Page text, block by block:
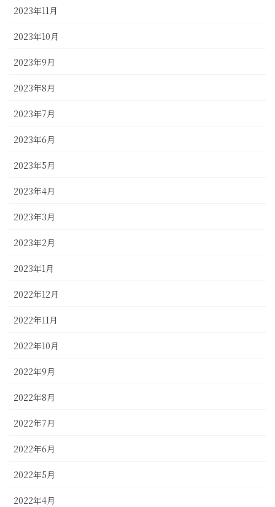
2023年11月
2023年10月
2023年9月
2023年8月
2023年7月
2023年6月
2023年5月
2023年4月
2023年3月
2023年2月
2023年1月
2022年12月
2022年11月
2022年10月
2022年9月
2022年8月
2022年7月
2022年6月
2022年5月
2022年4月